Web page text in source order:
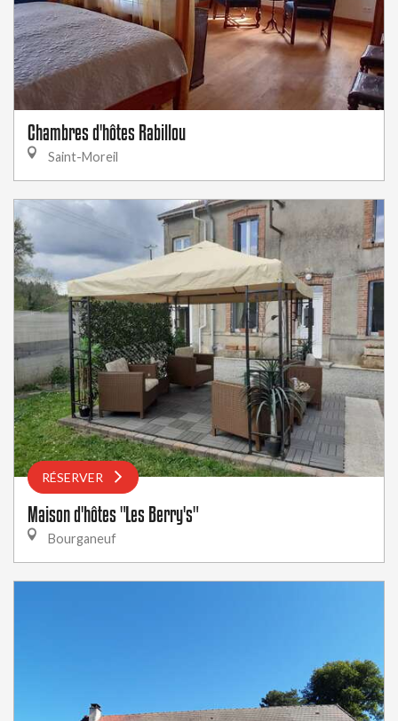
Chambres d'hôtes Rabillou
Saint-Moreil
RÉSERVER
Maison d'hôtes "Les Berry's"
Bourganeuf